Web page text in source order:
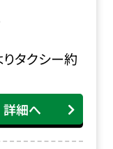
タクシー約
詳細へ